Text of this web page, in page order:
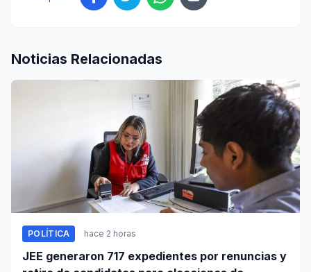
Noticias Relacionadas
POLÍTICA hace 2 horas
JEE generaron 717 expedientes por renuncias y